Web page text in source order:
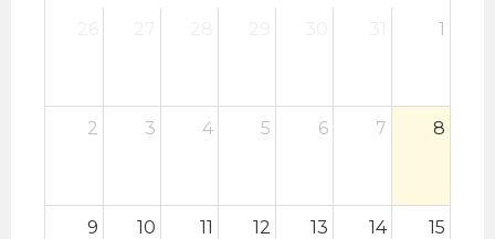
1
2 3 4 5 6 7 8
9 10 11 12 13 14 15